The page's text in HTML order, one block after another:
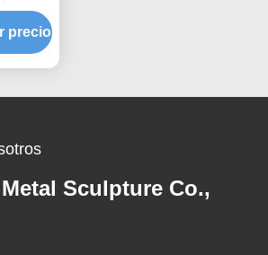
acero
precio
Sculpture Co.,